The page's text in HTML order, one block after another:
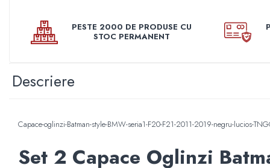
Suporti numere
Suspensi auto
Butuci volan
Huse Volan
PESTE 2000 DE PRODUSE CU
STOC PERMANENT
Descriere
Capace-oglinzi-Batman-style-BMW-seria1-F20-F21-2011-2019-negru-lucios-
Set 2 Capace Oglinzi